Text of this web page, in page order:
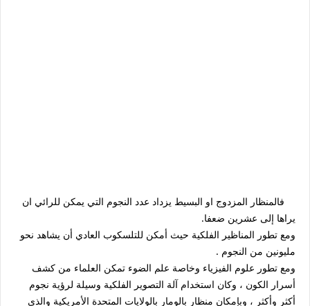
فالمنظار المزدوج او البسيط يزداد عدد النجوم التي يمكن للرائي ان
يراها إلى عشرين ضعفا.
ومع تطور المناظير الفلكية حيث أمكن للتلسكوب العادي أن يشاهد نحو
مليونين من النجوم .
ومع تطور علوم الفيزياء وخاصة علم الضوء تمكن العلماء من كشف
أسرار الكون ، وكان استخدام آلة التصوير الفلكية وسيلة لرؤية نجوم
أكثر وأكثر ، وبإمكان منظار بالومار بالولايات المتحدة الأمريكية والذي